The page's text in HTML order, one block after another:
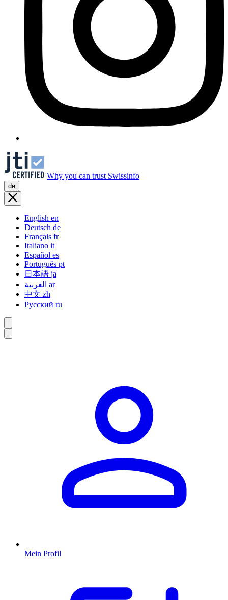
Why you can trust Swissinfo
de
English en
Deutsch de
Français fr
Italiano it
Español es
Português pt
日本語 ja
ar
中文 zh
Русский ru
Mein Profil